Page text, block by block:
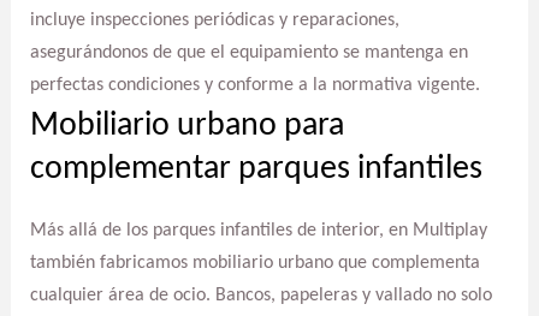
incluye inspecciones periódicas y reparaciones,
asegurándonos de que el equipamiento se mantenga en
perfectas condiciones y conforme a la normativa vigente.
Mobiliario urbano para
complementar parques infantiles
Más allá de los parques infantiles de interior, en Multiplay
también fabricamos mobiliario urbano que complementa
cualquier área de ocio. Bancos, papeleras y vallado no solo